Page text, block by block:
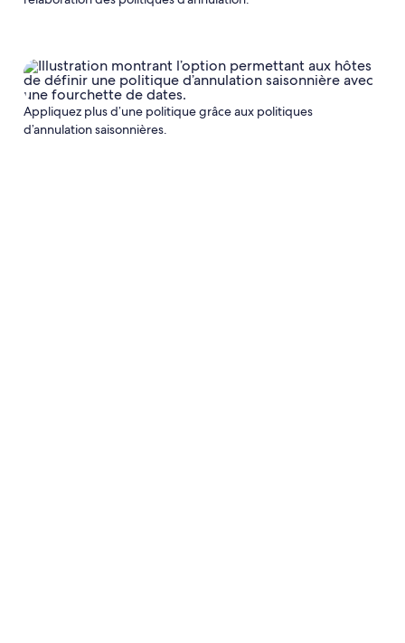
Appliquez plus d’une politique grâce aux politiques
d’annulation saisonnières.